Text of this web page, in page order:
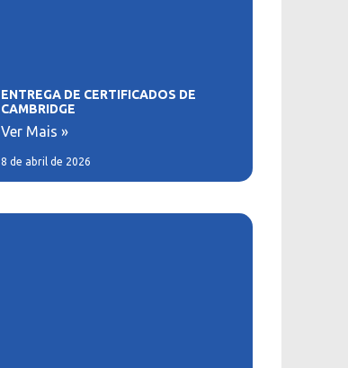
ENTREGA DE CERTIFICADOS DE
CAMBRIDGE
Ver Mais »
8 de abril de 2026